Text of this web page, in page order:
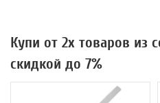
Купи от 2х товаров из
скидкой до 7%